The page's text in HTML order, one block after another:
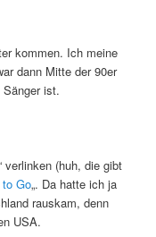
kommen. Ich meine
dann Mitte der 90er
ist.
verlinken (huh, die gibt
to Go„. Da hatte ich ja
rauskam, denn
USA.